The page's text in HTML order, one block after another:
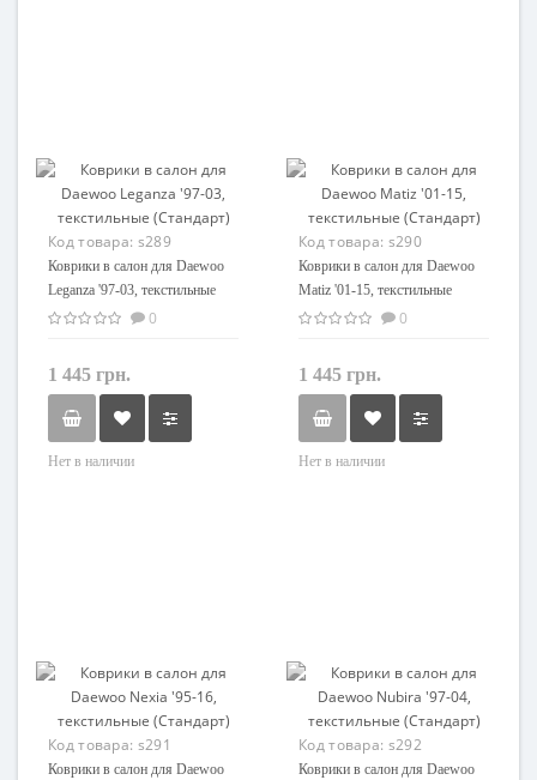
Код товара: s289
Коврики в салон для Daewoo
Leganza '97-03, текстильные
(Стандарт)
0
1 445 грн.
Нет в наличии
Код товара: s290
Коврики в салон для Daewoo
Matiz '01-15, текстильные
(Стандарт)
0
1 445 грн.
Нет в наличии
Код товара: s291
Коврики в салон для Daewoo
Код товара: s292
Коврики в салон для Daewoo